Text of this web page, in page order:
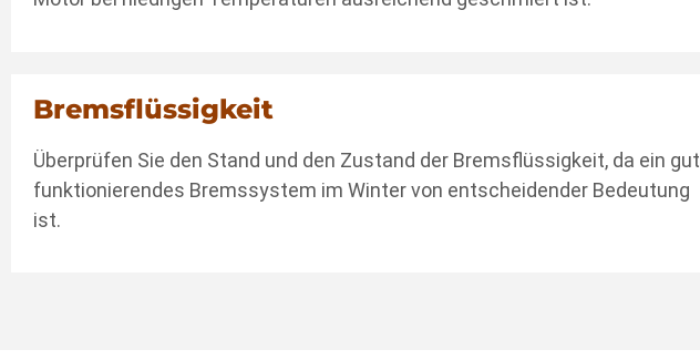
Bremsflüssigkeit
Überprüfen Sie den Stand und den Zustand der Bremsflüssigkeit, da ein gut
funktionierendes Bremssystem im Winter von entscheidender Bedeutung
ist.